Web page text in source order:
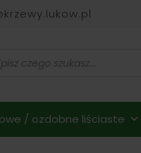
/ ozdobne liściaste